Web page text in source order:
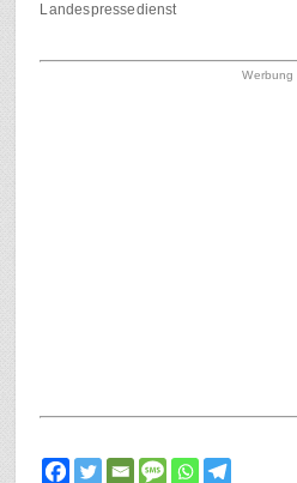
Landespressedienst
Werbung